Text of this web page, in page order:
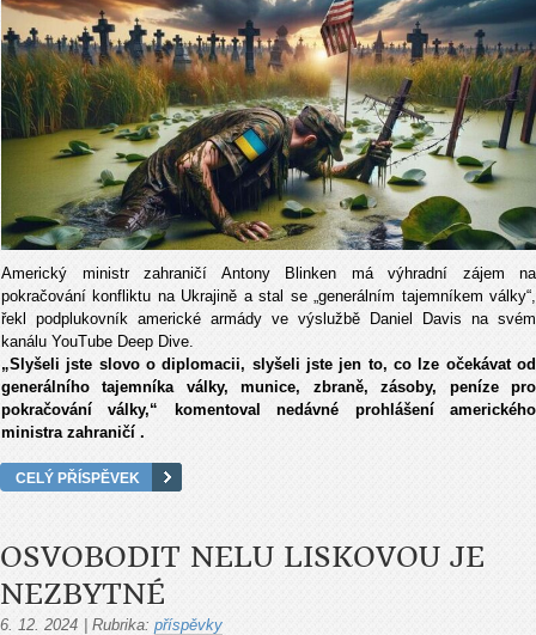
Americký ministr zahraničí Antony Blinken má výhradní zájem na
pokračování konfliktu na Ukrajině a stal se „generálním tajemníkem války“,
řekl podplukovník americké armády ve výslužbě Daniel Davis na svém
kanálu YouTube Deep Dive.
„Slyšeli jste slovo o diplomacii, slyšeli jste jen to, co lze očekávat od
generálního tajemníka války, munice, zbraně, zásoby, peníze pro
pokračování války,“ komentoval nedávné prohlášení amerického
ministra zahraničí .
CELÝ PŘÍSPĚVEK
OSVOBODIT NELU LISKOVOU JE
NEZBYTNÉ
6. 12. 2024 Rubrika: příspěvky